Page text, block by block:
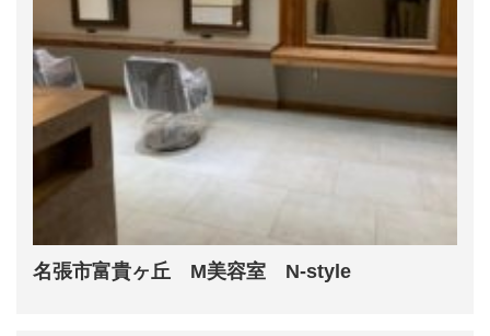
名張市富貴ヶ丘 M美容室 N-style